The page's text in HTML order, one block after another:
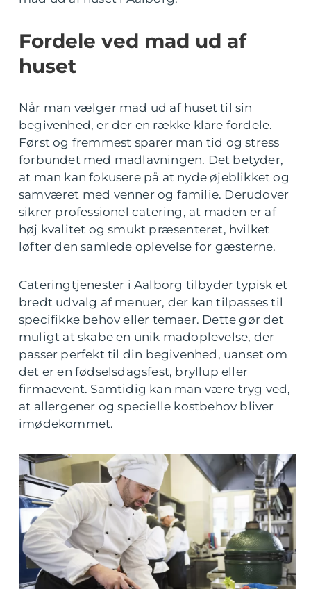
Fordele ved mad ud af
huset
Når man vælger mad ud af huset til sin
begivenhed, er der en række klare fordele.
Først og fremmest sparer man tid og stress
forbundet med madlavningen. Det betyder,
at man kan fokusere på at nyde øjeblikket og
samværet med venner og familie. Derudover
sikrer professionel catering, at maden er af
høj kvalitet og smukt præsenteret, hvilket
løfter den samlede oplevelse for gæsterne.
Cateringtjenester i Aalborg tilbyder typisk et
bredt udvalg af menuer, der kan tilpasses til
specifikke behov eller temaer. Dette gør det
muligt at skabe en unik madoplevelse, der
passer perfekt til din begivenhed, uanset om
det er en fødselsdagsfest, bryllup eller
firmaevent. Samtidig kan man være tryg ved,
at allergener og specielle kostbehov bliver
imødekommet.